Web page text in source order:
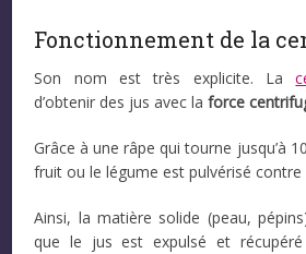
Fonctionnement de la
Son nom est très explicite. La
d’obtenir des jus avec laforce
Grâce à une râpe qui tourne jusqu’à
fruit ou le légume est pulvérisé contre
Ainsi, la matière solide (peau,
que le jus est expulsé et